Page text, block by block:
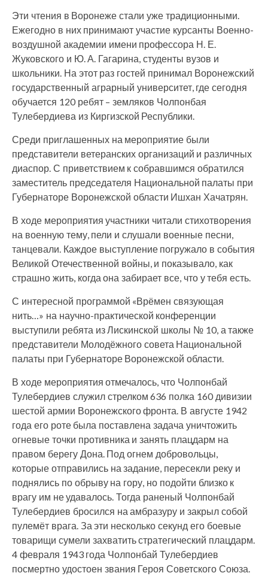
Эти чтения в Воронеже стали уже традиционными.
Ежегодно в них принимают участие курсанты Военно-
воздушной академии имени профессора Н. Е.
Жуковского и Ю. А. Гагарина, студенты вузов и
школьники. На этот раз гостей принимал Воронежский
государственный аграрный университет, где сегодня
обучается 120 ребят – земляков Чолпонбая
Тулебердиева из Киргизской Республики.
Среди приглашенных на мероприятие были
представители ветеранских организаций и различных
диаспор. С приветствием к собравшимся обратился
заместитель председателя Национальной палаты при
Губернаторе Воронежской области Ишхан Хачатрян.
В ходе мероприятия участники читали стихотворения
на военную тему, пели и слушали военные песни,
танцевали. Каждое выступление погружало в события
Великой Отечественной войны, и показывало, как
страшно жить, когда она забирает все, что у тебя есть.
С интересной программой «Врёмен связующая
нить…» на научно-практической конференции
выступили ребята из Лискинской школы № 10, а также
представители Молодёжного совета Национальной
палаты при Губернаторе Воронежской области.
В ходе мероприятия отмечалось, что Чолпонбай
Тулебердиев служил стрелком 636 полка 160 дивизии
шестой армии Воронежского фронта. В августе 1942
года его роте была поставлена задача уничтожить
огневые точки противника и занять плацдарм на
правом берегу Дона. Под огнем добровольцы,
которые отправились на задание, пересекли реку и
поднялись по обрыву на гору, но подойти близко к
врагу им не удавалось. Тогда раненый Чолпонбай
Тулебердиев бросился на амбразуру и закрыл собой
пулемёт врага. За эти несколько секунд его боевые
товарищи сумели захватить стратегический плацдарм.
4 февраля 1943 года Чолпонбай Тулебердиев
посмертно удостоен звания Героя Советского Союза.